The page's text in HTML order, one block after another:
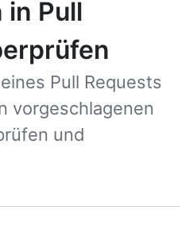
in Pull
Pull Requests
vorgeschlagenen
und